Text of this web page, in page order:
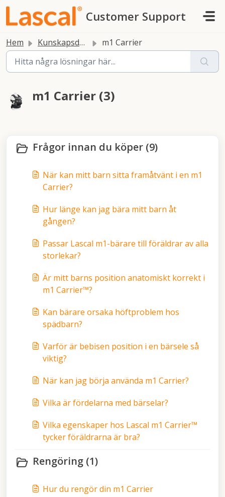
Hoppa över till huvudinnehåll
Customer Support
Hem Kunskapsdatabas m1 Carrier
m1 Carrier (3)
Frågor innan du köper (9)
När kan mitt barn sitta framåtvänt i en m1
Carrier?
Hur länge kan jag bära mitt barn åt
gången?
Passar Lascal m1-bärare till föräldrar av alla
storlekar?
Är mitt barns position anatomiskt korrekt i
m1 Carrier™?
Kan bärare orsaka höftproblem hos
spädbarn?
Varför är bebisen position i en bärsele så
viktig?
När kan jag börja använda m1 Carrier?
Vilka är fördelarna med bärselar?
Vilka egenskaper hos Lascal m1 Carrier™
tycker föräldrarna är bra?
Rengöring (1)
Hur du rengör din m1 Carrier